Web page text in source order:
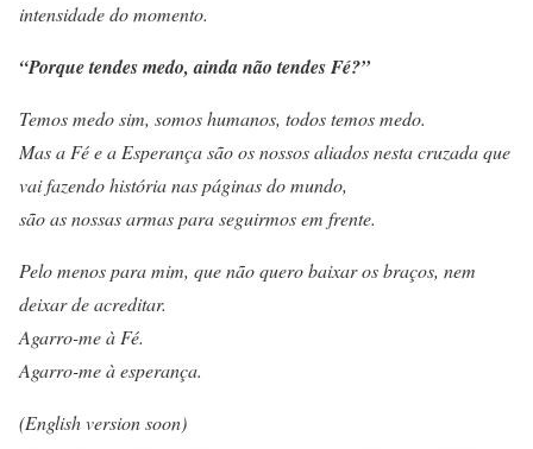
intensidade do momento.
“Porque tendes medo, ainda não tendes Fé?”
Temos medo sim, somos humanos, todos temos medo.
Mas a Fé e a Esperança são os nossos aliados nesta cruzada que
vai fazendo história nas páginas do mundo,
são as nossas armas para seguirmos em frente.
Pelo menos para mim, que não quero baixar os braços, nem
deixar de acreditar.
Agarro-me à Fé.
Agarro-me à esperança.
(English version soon)